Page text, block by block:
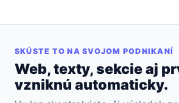
SKÚSTE TO NA SVOJOM PODNIKANÍ
Web, texty, sekcie aj
vzniknú automaticky.